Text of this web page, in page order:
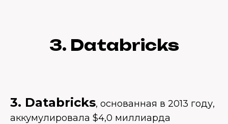
3. Databricks
3. Databricks, основанная в 2013 году,
аккумулировала $4,0 миллиарда